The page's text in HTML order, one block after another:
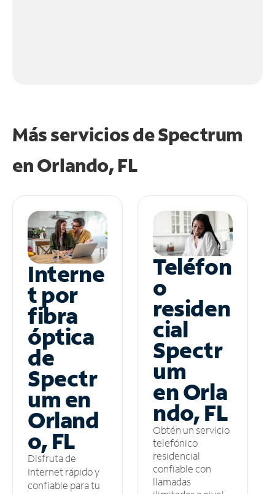
Más servicios de Spectrum
enOrlando, FL
Interne
t por
fibra
óptica
de
Spectr
um en
Orland
o, FL
Disfruta de
Internet rápido y
confiable para tu
Teléfon
o
residen
cial
Spectr
um
en Orla
ndo, FL
Obtén un servicio
telefónico
residencial
confiable con
llamadas